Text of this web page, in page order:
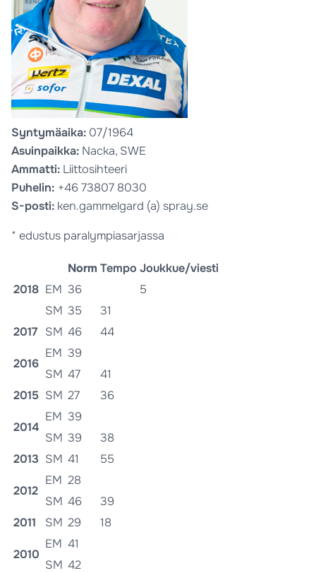
Syntymäaika: 07/1964
Asuinpaikka: Nacka, SWE
Ammatti: Liittosihteeri
Puhelin: +46 73807 8030
S-posti: ken.gammelgard (a) spray.se
* edustus paralympiasarjassa
Norm Tempo Joukkue/viesti
2018 EM 36
5
SM 35
31
2017 SM 46 44
2016
EM 39
SM 47
41
2015 SM 27 36
2014
EM 39
SM 39
38
2013 SM 41 55
2012
EM 28
SM 46
39
2011
SM 29 18
2010
EM 41
SM 42